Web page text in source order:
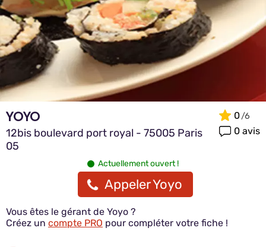
YOYO
12bis boulevard port royal - 75005 Paris
05
0
0 avis
Actuellement ouvert !
Appeler Yoyo
Vous êtes le gérant de Yoyo ?
Créez un compte PRO pour compléter votre fiche !